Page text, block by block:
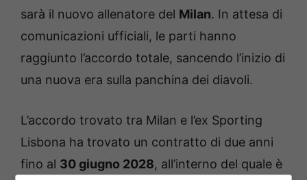
sarà il nuovo allenatore del Milan. In attesa di
comunicazioni ufficiali, le parti hanno
raggiunto l’accordo totale, sancendo l’inizio di
una nuova era sulla panchina dei diavoli.
L’accordo trovato tra Milan e l’ex Sporting
Lisbona ha trovato un contratto di due anni
fino al 30 giugno 2028, all’interno del quale è